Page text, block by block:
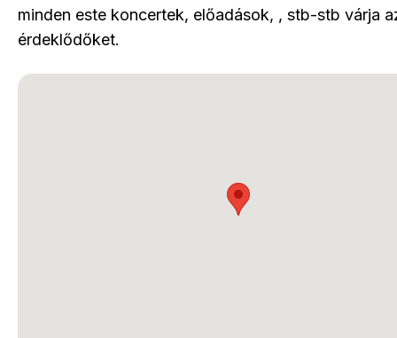
minden este koncertek, előadások, , stb-stb várja
érdeklődőket.